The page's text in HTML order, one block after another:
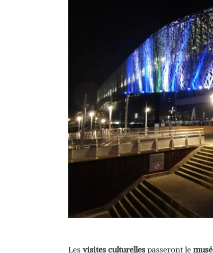
Lesvisites culturelles passeront le